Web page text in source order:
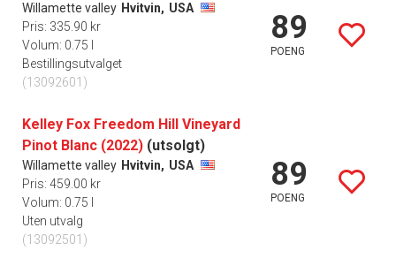
Willamette valley Hvitvin, USA
Pris: 335.90 kr
Volum: 0.75 l
Bestillingsutvalget
(13092601)
89
POENG
Kelley Fox Freedom Hill Vineyard
Pinot Blanc (2022) (utsolgt)
Willamette valley Hvitvin, USA
Pris: 459.00 kr
Volum: 0.75 l
Uten utvalg
(13092501)
89
POENG